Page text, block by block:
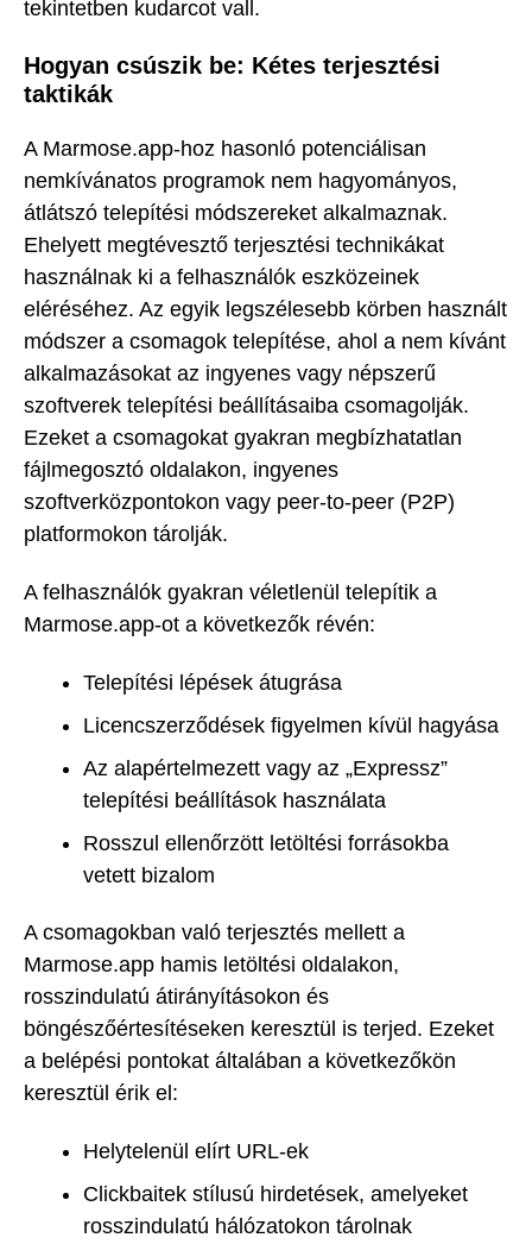
tekintetben kudarcot vall.
Hogyan csúszik be: Kétes terjesztési
taktikák
A Marmose.app-hoz hasonló potenciálisan
nemkívánatos programok nem hagyományos,
átlátszó telepítési módszereket alkalmaznak.
Ehelyett megtévesztő terjesztési technikákat
használnak ki a felhasználók eszközeinek
eléréséhez. Az egyik legszélesebb körben használt
módszer a csomagok telepítése, ahol a nem kívánt
alkalmazásokat az ingyenes vagy népszerű
szoftverek telepítési beállításaiba csomagolják.
Ezeket a csomagokat gyakran megbízhatatlan
fájlmegosztó oldalakon, ingyenes
szoftverközpontokon vagy peer-to-peer (P2P)
platformokon tárolják.
A felhasználók gyakran véletlenül telepítik a
Marmose.app-ot a következők révén:
Telepítési lépések átugrása
Licencszerződések figyelmen kívül hagyása
Az alapértelmezett vagy az „Expressz”
telepítési beállítások használata
Rosszul ellenőrzött letöltési forrásokba
vetett bizalom
A csomagokban való terjesztés mellett a
Marmose.app hamis letöltési oldalakon,
rosszindulatú átirányításokon és
böngészőértesítéseken keresztül is terjed. Ezeket
a belépési pontokat általában a következőkön
keresztül érik el:
Helytelenül elírt URL-ek
Clickbaitek stílusú hirdetések, amelyeket
rosszindulatú hálózatokon tárolnak